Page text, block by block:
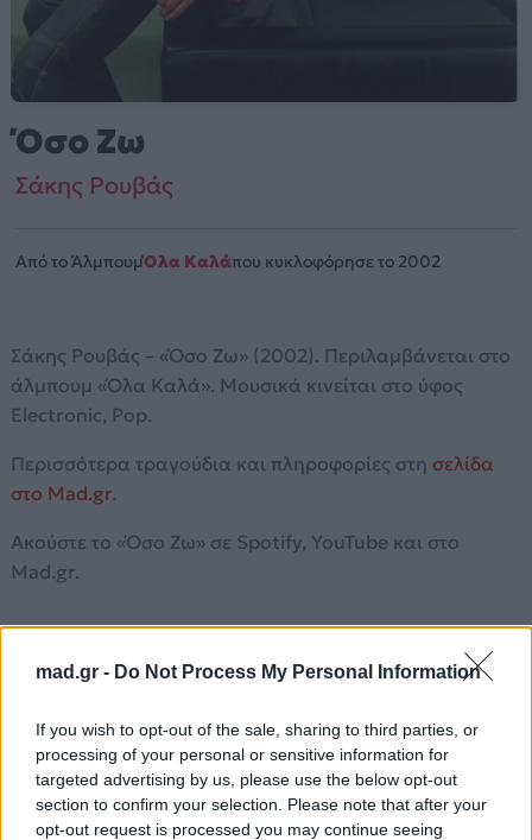
mad.gr - Do Not Process My Personal Information
If you wish to opt-out of the sale, sharing to third parties, or
processing of your personal or sensitive information for
targeted advertising by us, please use the below opt-out
section to confirm your selection. Please note that after your
opt-out request is processed you may continue seeing
Όσο Ζω
Σάκης Ρουβάς
Από το ΆλμπουμΌλα Καλάπου κυκλοφόρησε το 2002
Σάκης Ρουβάς – «Όσο Ζω» (2002). Περιλαμβάνεται στο
άλμπουμ «Όλα Καλά». Μουσικά κινείται στο ύφος
Electronic, Pop.
Περισσότερα τραγούδια και πληροφορίες στη σελίδα
στο Mad.gr.
Ακούστε το «Όσο Ζω» σε Spotify, YouTube και στο
Mad.gr.
Στίχοι
Σταμάτα να μου λες
Πως λέω υπερβολές
Όρκους που μπορεί να μην κρατήσω
Δεν γίνεται εσένα να αφήσω